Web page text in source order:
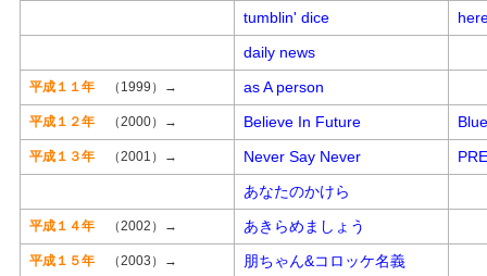
tumblin' dice
daily news
平成１１年 （1999）→ as A person
平成１２年 （2000）→ Believe In Future
平成１３年 （2001）→ Never Say Never
あなたのかけら
平成１４年 （2002）→ あきらめましょう
平成１５年 （2003）→ 朋ちゃん&コロッケ名義